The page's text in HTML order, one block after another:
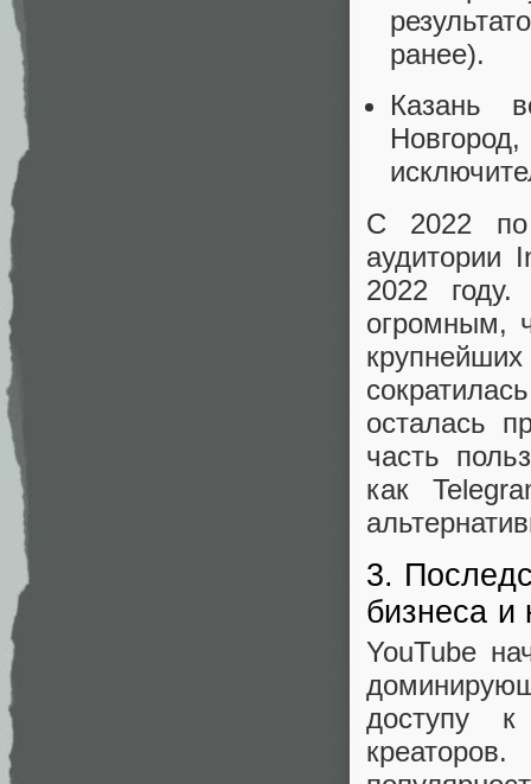
ранее).
Казань
C 2022 по
аудитории
2022 году.
огромным,
осталась
часть
как
3.
бизнеса и
YouTube
доступу